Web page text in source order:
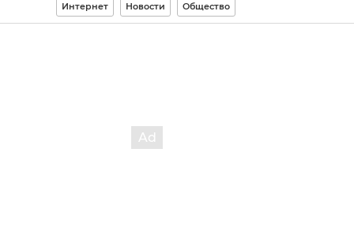
Интернет Новости Общество